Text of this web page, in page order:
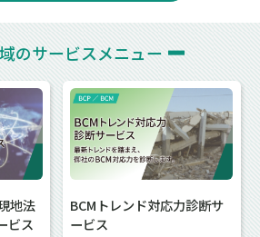
のサービスメニュー
地法
ビス
BCMトレンド対応力診断サ
ービス